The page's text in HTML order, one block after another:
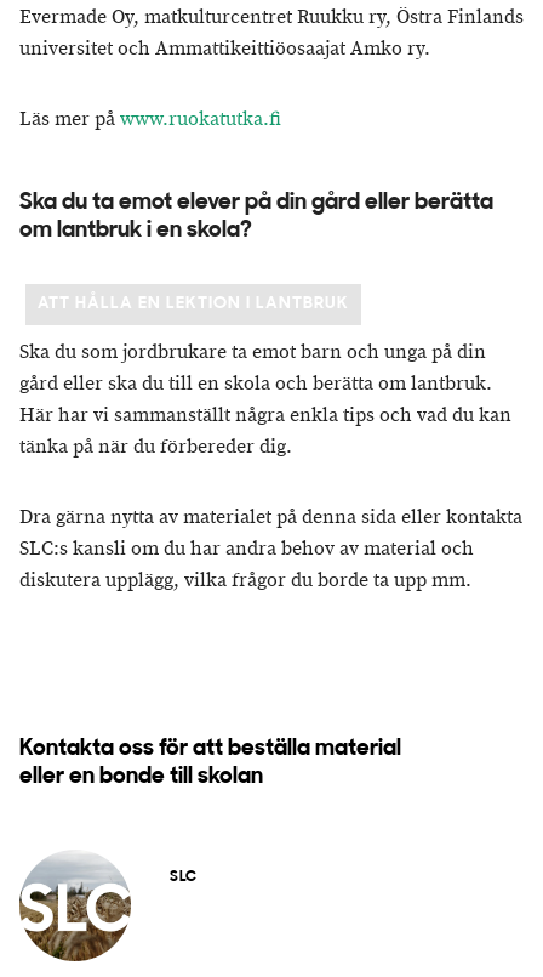
Evermade Oy, matkulturcentret Ruukku ry, Östra Finlands
universitet och Ammattikeittiöosaajat Amko ry.
Läs mer påwww.ruokatutka.fi
Ska du ta emot elever på din gård eller berätta
om lantbruk i en skola?
ATT HÅLLA EN LEKTION I LANTBRUK
Ska du som jordbrukare ta emot barn och unga på din
gård eller ska du till en skola och berätta om lantbruk.
Här har vi sammanställt några enkla tips och vad du kan
tänka på när du förbereder dig.
Dra gärna nytta av materialet på denna sida eller kontakta
SLC:s kansli om du har andra behov av material och
diskutera upplägg, vilka frågor du borde ta upp mm.
Kontakta oss för att beställa material
eller en bonde till skolan
SLC